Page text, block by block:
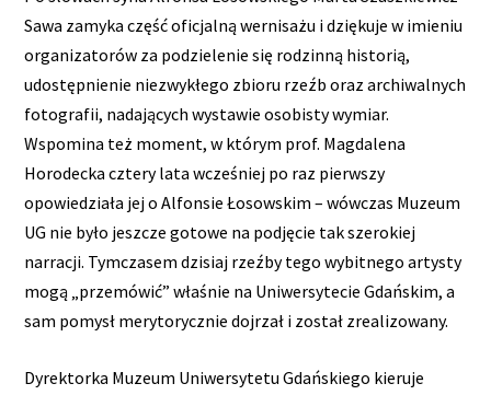
Sawa zamyka część oficjalną wernisażu i dziękuje w imieniu
organizatorów za podzielenie się rodzinną historią,
udostępnienie niezwykłego zbioru rzeźb oraz archiwalnych
fotografii, nadających wystawie osobisty wymiar.
Wspomina też moment, w którym prof. Magdalena
Horodecka cztery lata wcześniej po raz pierwszy
opowiedziała jej o Alfonsie Łosowskim – wówczas Muzeum
UG nie było jeszcze gotowe na podjęcie tak szerokiej
narracji. Tymczasem dzisiaj rzeźby tego wybitnego artysty
mogą „przemówić” właśnie na Uniwersytecie Gdańskim, a
sam pomysł merytorycznie dojrzał i został zrealizowany.
Dyrektorka Muzeum Uniwersytetu Gdańskiego kieruje